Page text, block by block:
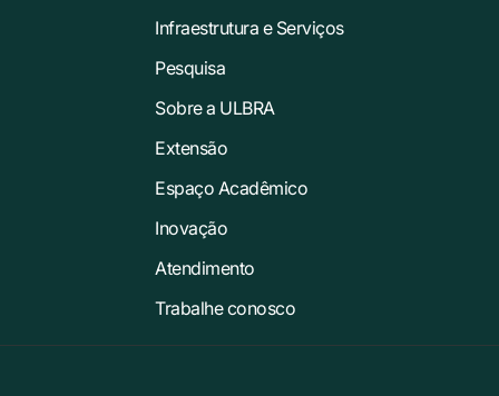
Infraestrutura e Serviços
Pesquisa
Sobre a ULBRA
Extensão
Espaço Acadêmico
Inovação
Atendimento
Trabalhe conosco